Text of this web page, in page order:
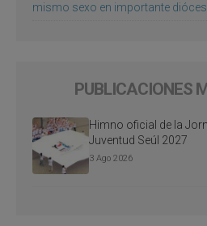
mismo sexo en importante
PUBLICACIONES
Himno oficial de la
Juventud Seúl 2027
3 Ago 2026